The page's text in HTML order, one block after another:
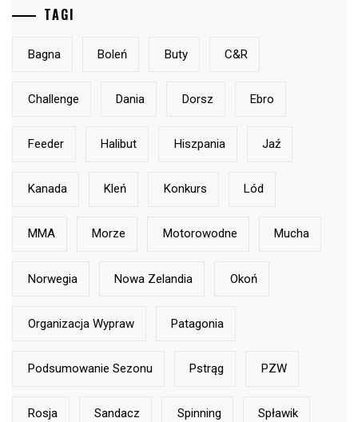
TAGI
Bagna Boleń Buty C&r
Challenge Dania Dorsz Ebro
Feeder Halibut Hiszpania Jaź
Kanada Kleń Konkurs Lód
MMA Morze Motorowodne Mucha
Norwegia Nowa Zelandia Okoń
Organizacja Wypraw Patagonia
Podsumowanie Sezonu Pstrąg PZW
Rosja Sandacz Spinning Spławik